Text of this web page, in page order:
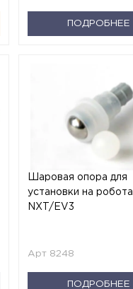
ПОДРОБНЕЕ
Шаровая опора для
установки на робота
NXT/EV3
Арт 8248
ПОДРОБНЕЕ